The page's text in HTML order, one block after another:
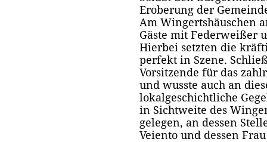
Eroberung der
Am Wingertshäuschen
Gäste mit Federweißer
Hierbei setzten die
perfekt in Szene.
Vorsitzende für das
und wusste auch an
lokalgeschichtliche
in Sichtweite des
gelegen, an dessen
Veiento und dessen